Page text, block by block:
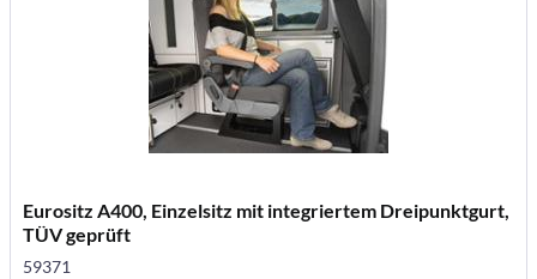
Eurositz A400, Einzelsitz mit integriertem Dreipunktgurt,
TÜV geprüft
59371